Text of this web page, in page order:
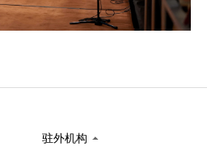
驻外机构